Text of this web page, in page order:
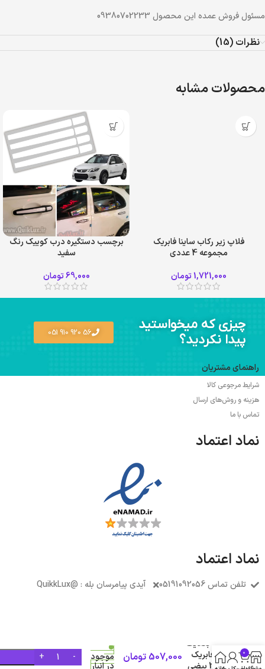
مسئول فروش عمده این محصول 09380702233
نظرات (15)
محصولات مشابه
فلاپ زیر رکاب ساینا فابریک
مجموعه 4 عددی
1,721,000تومان
برچسب دستگیره درب کوییک رنگ
سفید
69,000تومان
چیزی که میخواستید
پیدا نکردید؟
56 920 910 051
راهنمای مشتریان
شرایط مرجوعی کالا
هزینه و روش‌های ارسال
تماس با ما
نماد اعتماد
نماد اعتماد
تلفن تماس 05191092056 آیدی پیامرسان بله : @QuikkLux
پران بکلایت
دار فابریک
تیبا 2 بیضی
507,000 تومان موجود
در انبار
0